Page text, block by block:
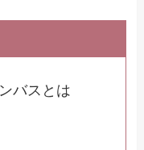
バスとは